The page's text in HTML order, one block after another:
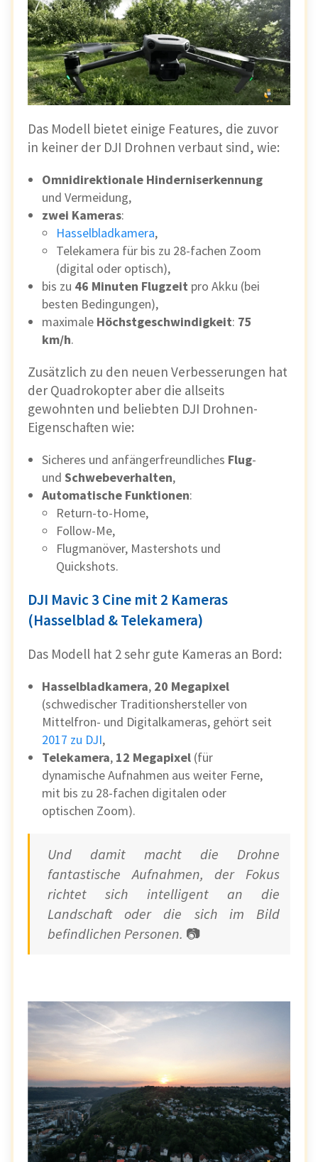
Das Modell bietet einige Features, die zuvor
in keiner der DJI Drohnen verbaut sind, wie:
Omnidirektionale Hinderniserkennung
und Vermeidung,
zwei Kameras:
Hasselbladkamera,
Telekamera für bis zu 28-fachen Zoom
(digital oder optisch),
bis zu 46 Minuten Flugzeit pro Akku (bei
besten Bedingungen),
maximale Höchstgeschwindigkeit: 75
km/h.
Zusätzlich zu den neuen Verbesserungen hat
der Quadrokopter aber die allseits
gewohnten und beliebten DJI Drohnen-
Eigenschaften wie:
Sicheres und anfängerfreundliches Flug-
und Schwebeverhalten,
Automatische Funktionen:
Return-to-Home,
Follow-Me,
Flugmanöver, Mastershots und
Quickshots.
DJI Mavic 3 Cine mit 2 Kameras
(Hasselblad & Telekamera)
Das Modell hat 2 sehr gute Kameras an Bord:
Hasselbladkamera, 20 Megapixel
(schwedischer Traditionshersteller von
Mittelfron- und Digitalkameras, gehört seit
2017 zu DJI,
Telekamera, 12 Megapixel (für
dynamische Aufnahmen aus weiter Ferne,
mit bis zu 28-fachen digitalen oder
optischen Zoom).
Und damit macht die Drohne
fantastische Aufnahmen, der Fokus
richtet sich intelligent an die
Landschaft oder die sich im Bild
befindlichen Personen. 📷